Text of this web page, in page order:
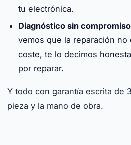
tu electrónica.
Diagnóstico sin compromiso
vemos que la reparación no
coste, te lo decimos
por reparar.
Y todo con garantía escrita de
pieza y la mano de obra.